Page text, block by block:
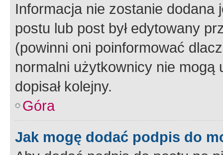
Informacja nie zostanie dodana
postu lub post był edytowany
(powinni oni poinformować
normalni użytkownicy nie
dopisał kolejny.
Góra
Jak mogę dodać podpis do